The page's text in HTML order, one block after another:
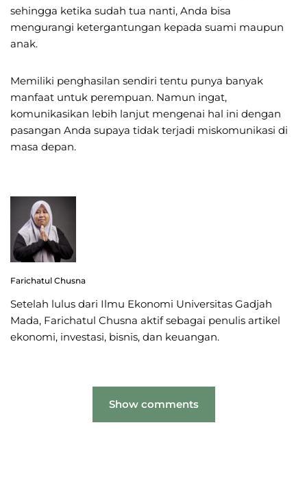
sehingga ketika sudah tua nanti, Anda bisa
mengurangi ketergantungan kepada suami maupun
anak.
Memiliki penghasilan sendiri tentu punya banyak
manfaat untuk perempuan. Namun ingat,
komunikasikan lebih lanjut mengenai hal ini dengan
pasangan Anda supaya tidak terjadi miskomunikasi di
masa depan.
Farichatul Chusna
Setelah lulus dari Ilmu Ekonomi Universitas Gadjah
Mada, Farichatul Chusna aktif sebagai penulis artikel
ekonomi, investasi, bisnis, dan keuangan.
Show comments